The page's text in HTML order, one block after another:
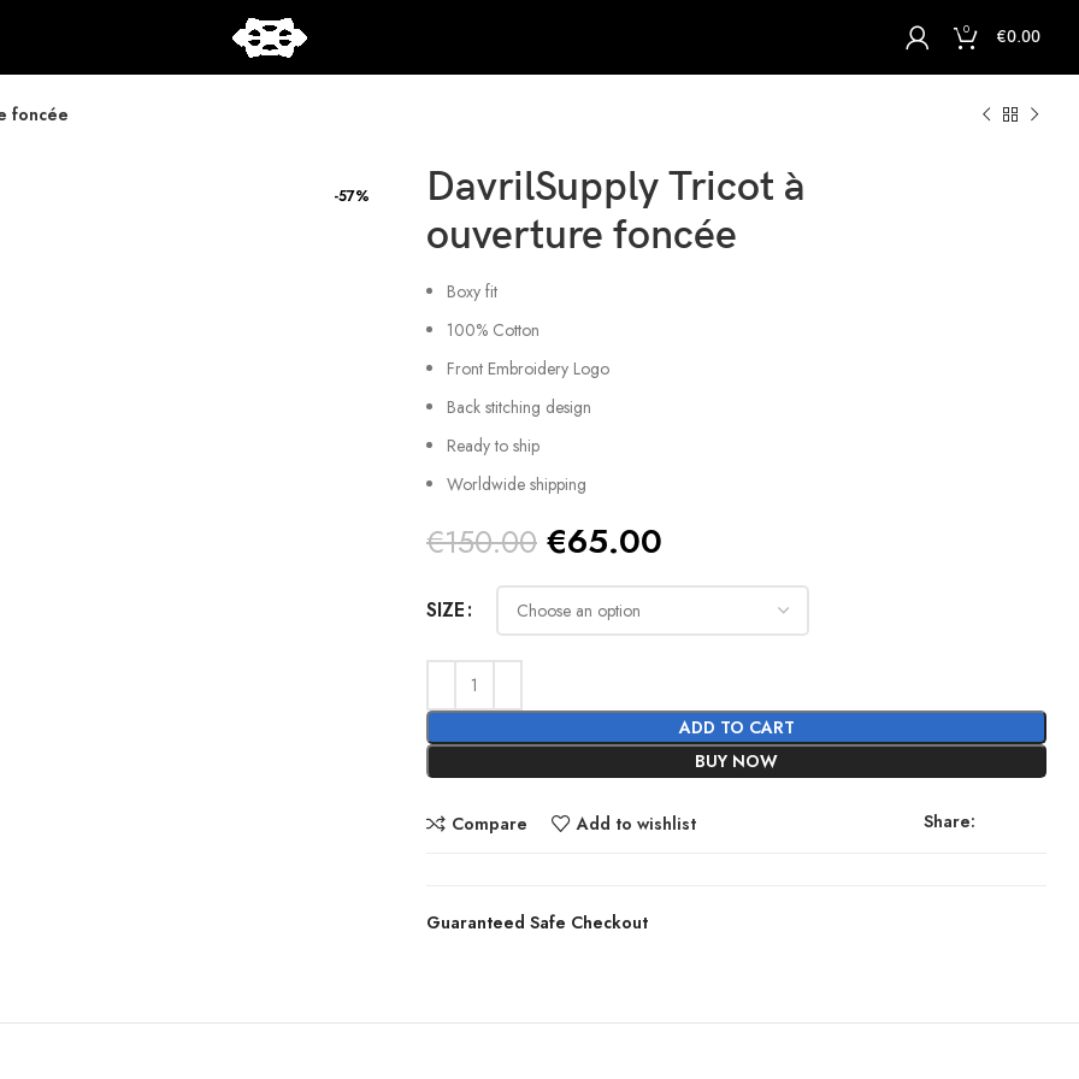
0 €0.00
foncée
-57%
DavrilSupply Tricot à
ouverture foncée
Boxy fit
100% Cotton
Front Embroidery Logo
Back stitching design
Ready to ship
Worldwide shipping
€150.00 Original
price
was:
€65.00
price
SIZE
ADD TO CART
BUY NOW
Compare Add to wishlist Share:
Guaranteed Safe Checkout